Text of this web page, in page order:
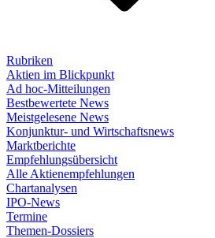
Rubriken
Aktien im Blickpunkt
Ad hoc-Mitteilungen
Bestbewertete News
Meistgelesene News
Konjunktur- und Wirtschaftsnews
Marktberichte
Empfehlungsübersicht
Alle Aktienempfehlungen
Chartanalysen
IPO-News
Termine
Themen-Dossiers